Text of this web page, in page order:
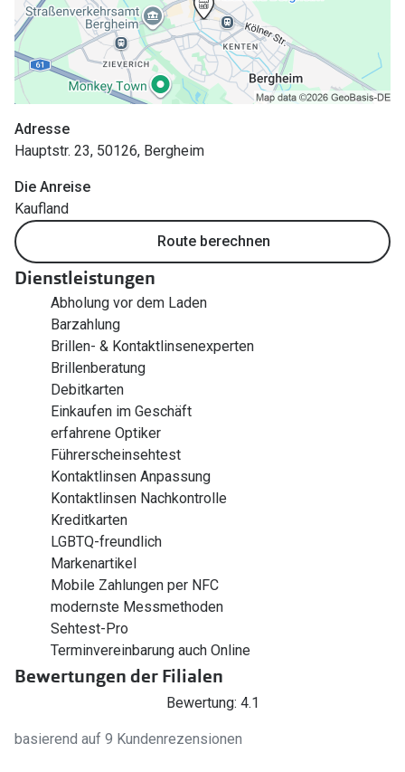
Brillenglas Typen
Transitions Gläser
Blaulichtfilter
Stellest®-Brillengläser
Brillenbügel
Brillenetuis
Brillenkettchen
Angebote
Adresse
Hauptstr. 23, 50126, Bergheim
Die Anreise
Kaufland
Route berechnen
Dienstleistungen
Abholung vor dem Laden
Barzahlung
Brillen- & Kontaktlinsenexperten
Brillenberatung
Debitkarten
Einkaufen im Geschäft
erfahrene Optiker
Führerscheinsehtest
Kontaktlinsen Anpassung
Kontaktlinsen Nachkontrolle
Kreditkarten
LGBTQ-freundlich
Markenartikel
Mobile Zahlungen per NFC
modernste Messmethoden
Sehtest-Pro
Terminvereinbarung auch Online
Bewertungen der Filialen
Bewertung: 4.1
basierend auf 9 Kundenrezensionen